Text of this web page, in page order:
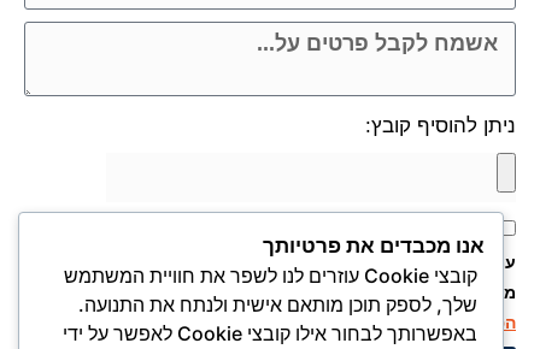
ניתן להוסיף קובץ:
עמי קשר באמצעות דוא"ל, טלפון או ווצאפ. העברת הפרטים היא
מרצוני החופשי ועל מסירת הפרטים והשימוש במידע תחול
הפרטיות של האתר
אנו מכבדים את פרטיותך
קובצי Cookie עוזרים לנו לשפר את חוויית המשתמש
שלך, לספק תוכן מותאם אישית ולנתח את התנועה.
באפשרותך לבחור אילו קובצי Cookie לאפשר על ידי